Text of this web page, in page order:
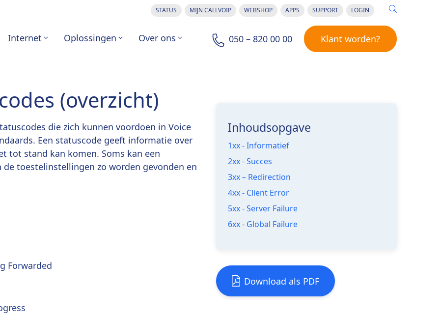
STATUS MIJN CALLVOIP WEBSHOP APPS SUPPORT LOGIN
Internet Oplossingen Over ons 050 – 820 00 00 Klant worden?
(overzicht)
die zich kunnen voordoen in Voice
Een statuscode geeft informatie over
tot stand kan komen. Soms kan een
toestelinstellingen zo worden gevonden en
Forwarded
Inhoudsopgave
1xx - Informatief
2xx - Succes
3xx – Redirection
4xx - Client Error
5xx - Server Failure
6xx - Global Failure
Download als PDF